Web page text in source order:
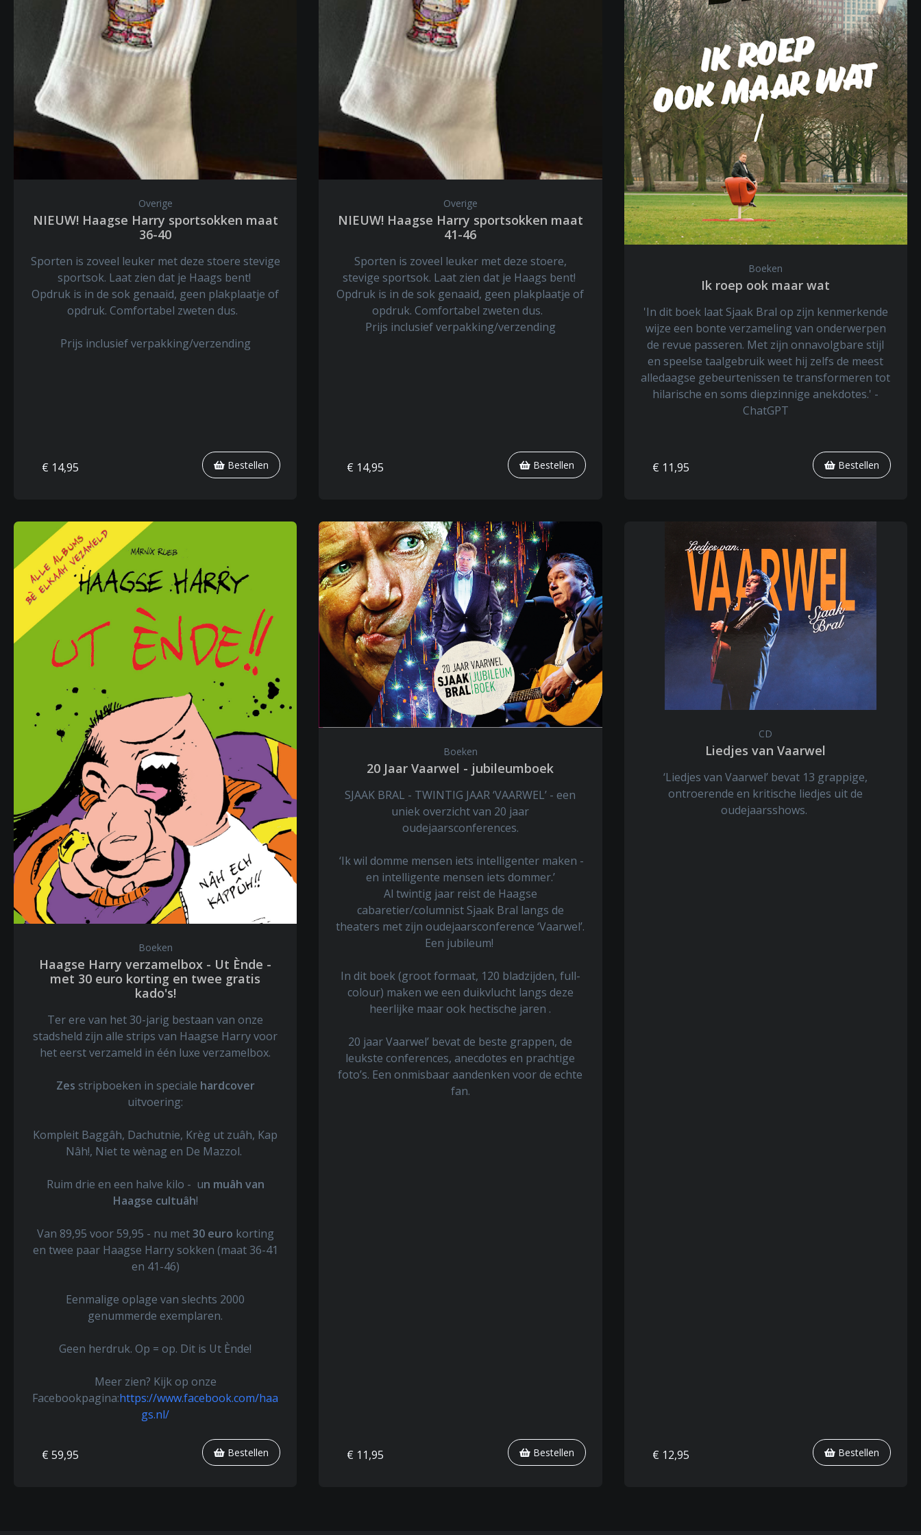
Overige
NIEUW! Haagse Harry sportsokken maat
36-40
Sporten is zoveel leuker met deze stoere stevige
sportsok. Laat zien dat je Haags bent!
Opdruk is in de sok genaaid, geen plakplaatje of
opdruk. Comfortabel zweten dus.
Prijs inclusief verpakking/verzending
€ 14,95 Bestellen
Overige
NIEUW! Haagse Harry sportsokken maat
41-46
Sporten is zoveel leuker met deze stoere,
stevige sportsok. Laat zien dat je Haags bent!
Opdruk is in de sok genaaid, geen plakplaatje of
opdruk. Comfortabel zweten dus.
Prijs inclusief verpakking/verzending
€ 14,95 Bestellen
Boeken
Ik roep ook maar wat
'In dit boek laat Sjaak Bral op zijn kenmerkende
wijze een bonte verzameling van onderwerpen
de revue passeren. Met zijn onnavolgbare stijl
en speelse taalgebruik weet hij zelfs de meest
alledaagse gebeurtenissen te transformeren tot
hilarische en soms diepzinnige anekdotes.' -
ChatGPT
€ 11,95 Bestellen
Boeken
Haagse Harry verzamelbox - Ut Ènde -
met 30 euro korting en twee gratis
kado's!
Ter ere van het 30-jarig bestaan van onze
stadsheld zijn alle strips van Haagse Harry voor
het eerst verzameld in één luxe verzamelbox.
Zes stripboeken in speciale hardcover
uitvoering:
Kompleit Baggâh, Dachutnie, Krèg ut zuâh, Kap
Nâh!, Niet te wènag en De Mazzol.
Ruim drie en een halve kilo - un muâh van
Haagse cultuâh!
Van 89,95 voor 59,95 - nu met30 euro korting
en twee paar Haagse Harry sokken (maat 36-41
en 41-46)
Eenmalige oplage van slechts 2000
genummerde exemplaren.
Geen herdruk. Op = op. Dit is Ut Ènde!
Meer zien? Kijk op onze
Facebookpagina:https://www.facebook.com/haa
gs.nl/
€ 59,95 Bestellen
Boeken
20 Jaar Vaarwel - jubileumboek
SJAAK BRAL - TWINTIG JAAR ‘VAARWEL’ - een
uniek overzicht van 20 jaar
oudejaarsconferences.
‘Ik wil domme mensen iets intelligenter maken -
en intelligente mensen iets dommer.’
Al twintig jaar reist de Haagse
cabaretier/columnist Sjaak Bral langs de
theaters met zijn oudejaarsconference ‘Vaarwel’.
Een jubileum!
In dit boek (groot formaat, 120 bladzijden, full-
colour) maken we een duikvlucht langs deze
heerlijke maar ook hectische jaren .
20 jaar Vaarwel’ bevat de beste grappen, de
leukste conferences, anecdotes en prachtige
foto’s. Een onmisbaar aandenken voor de echte
fan.
€ 11,95 Bestellen
CD
Liedjes van Vaarwel
‘Liedjes van Vaarwel’ bevat 13 grappige,
ontroerende en kritische liedjes uit de
oudejaarsshows.
€ 12,95 Bestellen